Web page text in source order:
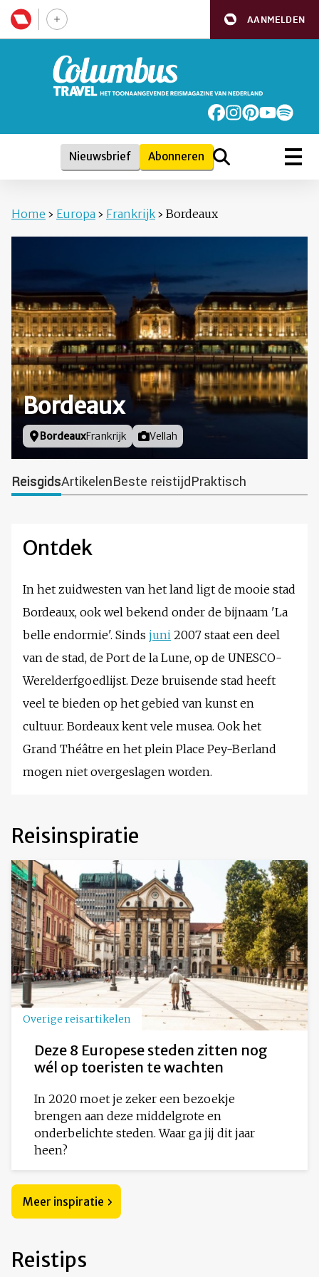
AANMELDEN
Nieuwsbrief Abonneren
Home › Europa › Frankrijk › Bordeaux
Bordeaux
Locatie
BordeauxFrankrijk Foto door
Vellah
ReisgidsArtikelenBeste reistijdPraktisch
Ontdek
In het zuidwesten van het land ligt de mooie stad
Bordeaux, ook wel bekend onder de bijnaam 'La
belle endormie'. Sinds juni 2007 staat een deel
van de stad, de Port de la Lune, op de UNESCO-
Werelderfgoedlijst. Deze bruisende stad heeft
veel te bieden op het gebied van kunst en
cultuur. Bordeaux kent vele musea. Ook het
Grand Théâtre en het plein Place Pey-Berland
mogen niet overgeslagen worden.
Reisinspiratie
Overige reisartikelen
Deze 8 Europese steden zitten nog
wél op toeristen te wachten
In 2020 moet je zeker een bezoekje
brengen aan deze middelgrote en
onderbelichte steden. Waar ga jij dit jaar
heen?
Meer inspiratie
Reistips